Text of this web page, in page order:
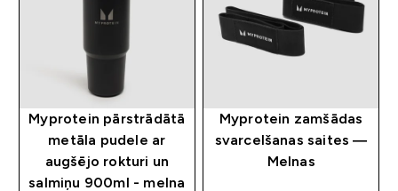
Myprotein pārstrādātā
metāla pudele ar
augšējo rokturi un
salmiņu 900ml - melna
Myprotein zamšādas
svarcelšanas saites —
Melnas